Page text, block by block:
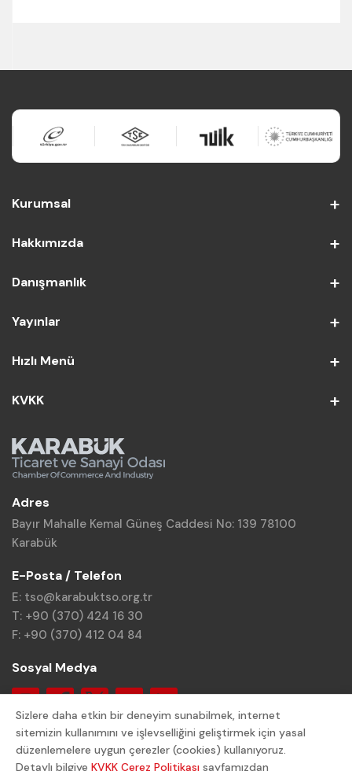
Kurumsal
Hakkımızda
Danışmanlık
Yayınlar
Hızlı Menü
KVKK
Adres
Bayır Mahalle Kemal Güneş Caddesi No: 139 78100
Karabük
E-Posta / Telefon
E: tso@karabuktso.org.tr
T: +90 (370) 424 16 30
F: +90 (370) 412 04 84
Sosyal Medya
Sizlere daha etkin bir deneyim sunabilmek, internet
sitemizin kullanımını ve işlevselliğini geliştirmek için yasal
düzenlemelere uygun çerezler (cookies) kullanıyoruz.
Detaylı bilgiye KVKK Çerez Politikası sayfamızdan